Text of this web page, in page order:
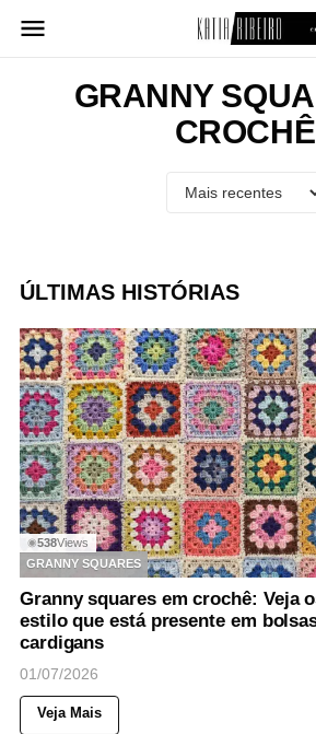
para
GRANNY
CROCHÊ
ÚLTIMAS HISTÓRIAS
◉538Views
GRANNY SQUARES
Granny squares em crochê: Veja
estilo que está presente em
cardigans
01/07/2026
Veja Mais